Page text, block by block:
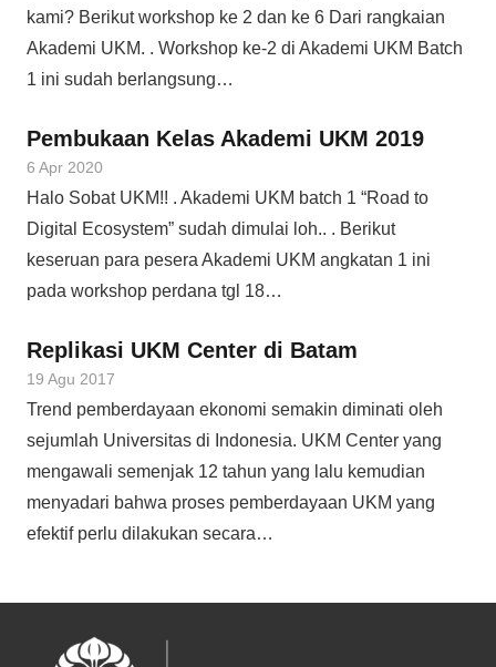
kami? Berikut workshop ke 2 dan ke 6 Dari rangkaian
Akademi UKM. . Workshop ke-2 di Akademi UKM Batch
1 ini sudah berlangsung…
Pembukaan Kelas Akademi UKM 2019
6 Apr 2020
Halo Sobat UKM!! . Akademi UKM batch 1 “Road to
Digital Ecosystem” sudah dimulai loh.. . Berikut
keseruan para pesera Akademi UKM angkatan 1 ini
pada workshop perdana tgl 18…
Replikasi UKM Center di Batam
19 Agu 2017
Trend pemberdayaan ekonomi semakin diminati oleh
sejumlah Universitas di Indonesia. UKM Center yang
mengawali semenjak 12 tahun yang lalu kemudian
menyadari bahwa proses pemberdayaan UKM yang
efektif perlu dilakukan secara…